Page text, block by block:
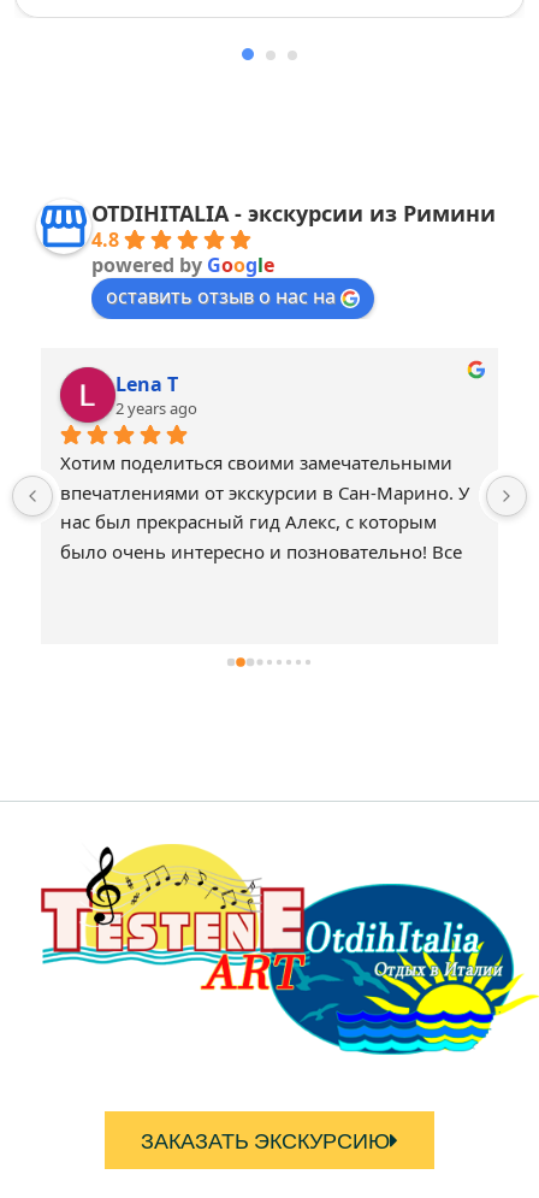
OTDIHITALIA - экскурсии из Римини
4.8
powered by Google
оставить отзыв о нас на
Lena T
2 years ago
Хотим поделиться своими замечательными
впечатлениями от экскурсии в Сан-Марино. У
нас был прекрасный гид Алекс, с которым
было очень интересно и позновательно! Все
ЗАКАЗАТЬ ЭКСКУРСИЮ